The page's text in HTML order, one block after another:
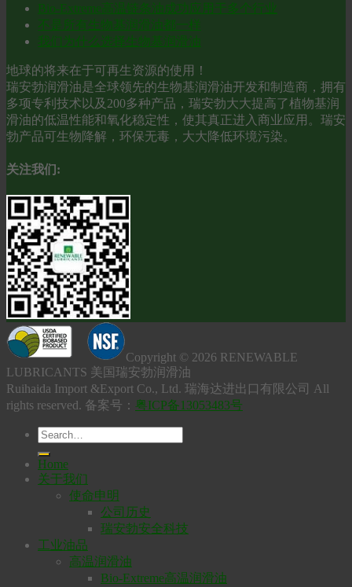
Bio-Extreme高温链条油成功应用于多个行业
不是所有生物基润滑油都一样
我们为什么选择生物基润滑油
地球的将来在于可再生资源的使用！
瑞安勃润滑油是全球领先的生物基润滑油开发和制造商，拥有
多项专利技术以及200多种产品，瑞安勃大大提高了植物基润
滑油的低温性能和氧化稳定性，使其真正进入商业应用。瑞安
勃产品可生物降解，环保无毒，大大降低环境污染。
关注我们:
Copyright © 2026 RENEWABLE
LUBRICANTS 美国瑞安勃润滑油
Ruihaida Import &Export Co., Ltd. 瑞海达进出口有限公司 All
rights reserved. 备案号： 粤ICP备13053483号
Home
关于我们
使命申明
公司历史
瑞安勃安全科技
工业油品
高温润滑油
Bio-Extreme高温润滑油